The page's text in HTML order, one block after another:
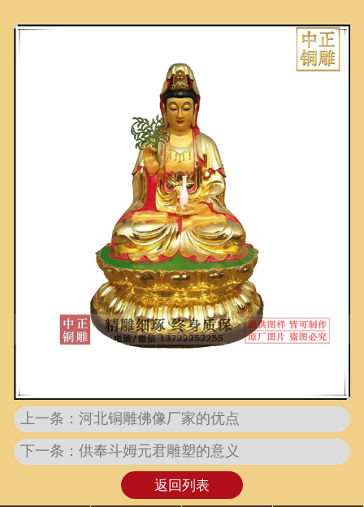
上一条：河北铜雕佛像厂家的优点
下一条：供奉斗姆元君雕塑的意义
返回列表